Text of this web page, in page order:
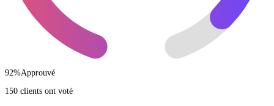
92%Approuvé
150 clients ont voté